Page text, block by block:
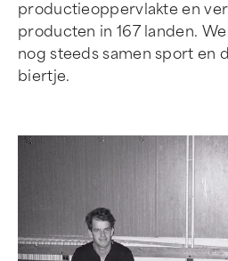
productieoppervlakte en
producten in 167 landen.
nog steeds samen sport en
biertje.